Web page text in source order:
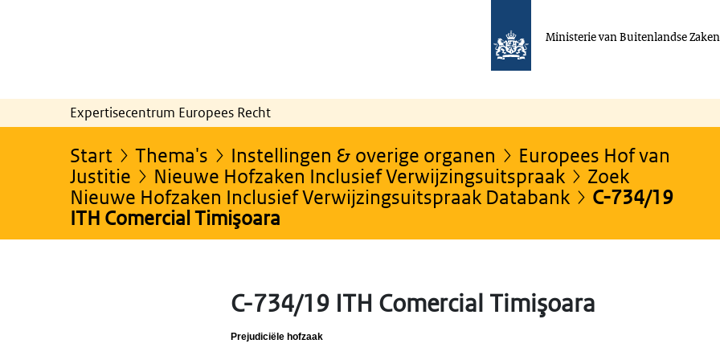
Ministerie van Buitenlandse Zaken
Expertisecentrum Europees Recht
Start Thema's Instellingen & overige organen
Europees Hof van
Justitie
Nieuwe Hofzaken Inclusief Verwijzingsuitspraak
Zoek
Nieuwe Hofzaken Inclusief Verwijzingsuitspraak Databank
C-734/19
ITH Comercial Timişoara
C-734/19 ITH Comercial Timişoara
Prejudiciële hofzaak